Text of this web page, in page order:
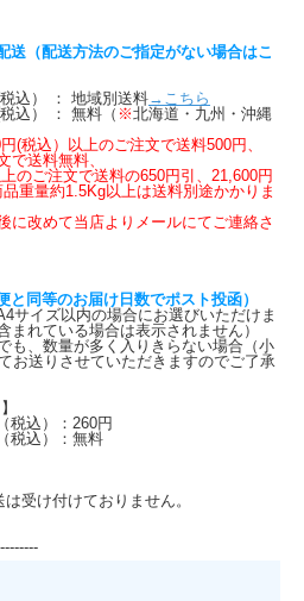
（配送方法のご指定がない場合はこ
込） ： 地域別送料→こちら
込） ： 無料（ ※北海道・九州・沖縄
(税込）以上のご注文で送料500円、
で送料無料、
のご注文で送料の650円引、21,600円
重量約1.5Kg以上は送料別途かかりま
改めて当店よりメールにてご連絡さ
同等のお届け日数でポスト投函）
サイズ以内の場合にお選びいただけま
まれている場合は表示されません）
も、数量が多く入りきらない場合（小
お送りさせていただきますのでご了承
税込）：260円
税込）：無料
受け付けておりません。